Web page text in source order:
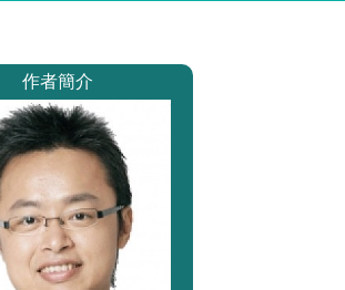
作者簡介